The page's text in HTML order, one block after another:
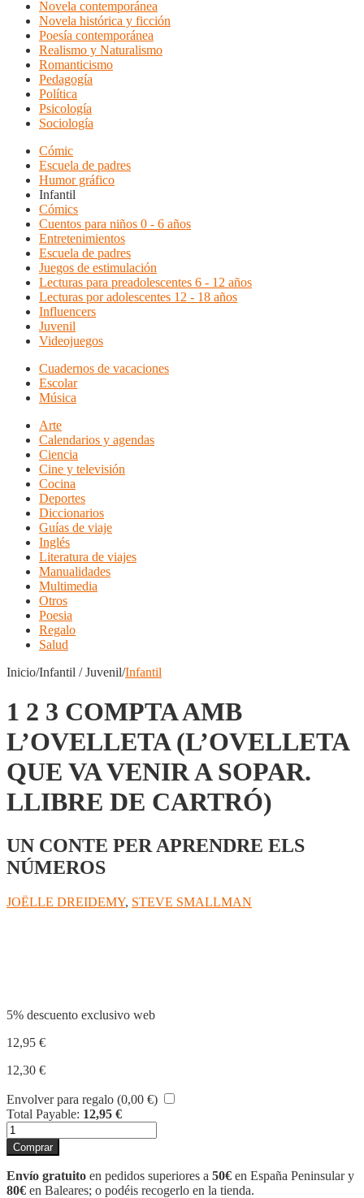
Novela contemporánea
Novela histórica y ficción
Poesía contemporánea
Realismo y Naturalismo
Romanticismo
Pedagogía
Política
Psicología
Sociología
Cómic
Escuela de padres
Humor gráfico
Infantil
Cómics
Cuentos para niños 0 - 6 años
Entretenimientos
Escuela de padres
Juegos de estimulación
Lecturas para preadolescentes 6 - 12 años
Lecturas por adolescentes 12 - 18 años
Influencers
Juvenil
Videojuegos
Cuadernos de vacaciones
Escolar
Música
Arte
Calendarios y agendas
Ciencia
Cine y televisión
Cocina
Deportes
Diccionarios
Guías de viaje
Inglés
Literatura de viajes
Manualidades
Multimedia
Otros
Poesia
Regalo
Salud
Inicio/Infantil / Juvenil/Infantil
1 2 3 COMPTA AMB
L’OVELLETA (L’OVELLETA
QUE VA VENIR A SOPAR.
LLIBRE DE CARTRÓ)
UN CONTE PER APRENDRE ELS
NÚMEROS
JOËLLE DREIDEMY, STEVE SMALLMAN
5% descuento exclusivo web
12,95 €
12,30 €
Envolver para regalo (0,00 €)
Total Payable: 12,95 €
1
2
3
COMPTA
AMB
Comprar
Envío gratuito en pedidos superiores a 50€ en España Peninsular y
80€ en Baleares; o podéis recogerlo en la tienda.